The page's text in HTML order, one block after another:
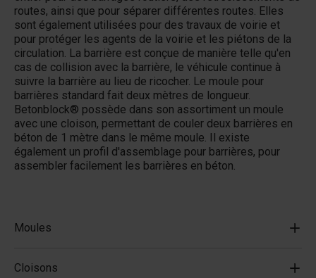
routes, ainsi que pour séparer différentes routes. Elles
sont également utilisées pour des travaux de voirie et
pour protéger les agents de la voirie et les piétons de la
circulation. La barrière est conçue de manière telle qu'en
cas de collision avec la barrière, le véhicule continue à
suivre la barrière au lieu de ricocher. Le moule pour
barrières standard fait deux mètres de longueur.
Betonblock® possède dans son assortiment un moule
avec une cloison, permettant de couler deux barrières en
béton de 1 mètre dans le même moule. Il existe
également un profil d'assemblage pour barrières, pour
assembler facilement les barrières en béton.
Moules
Cloisons